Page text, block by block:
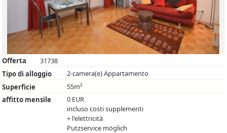
Offerta
31738
Tipo di alloggio
2-camera(e) Appartamento
Superficie
55m²
affitto mensile
0 EUR
incluso costi supplementi
+ l'elettricità
Putzservice möglich